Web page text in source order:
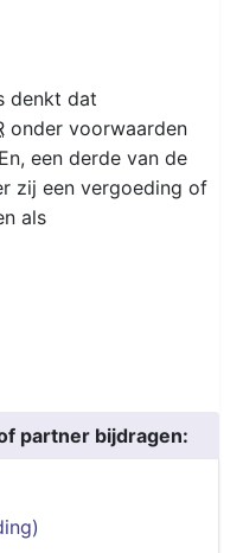
denkt dat
onder voorwaarden
een derde van de
zij een vergoeding of
als
partner bijdragen: